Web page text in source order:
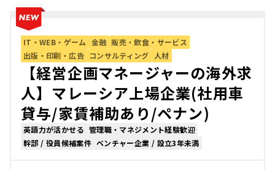
IT・WEB・ゲーム 金融 販売・飲食・サービス
出版・印刷・広告 コンサルティング 人材
【経営企画マネージャーの海外求
人】マレーシア上場企業(社用車
貸与/家賃補助あり/ペナン)
英語力が活かせる 管理職・マネジメント経験歓迎
幹部 / 役員候補案件 ベンチャー企業 / 設立3年未満